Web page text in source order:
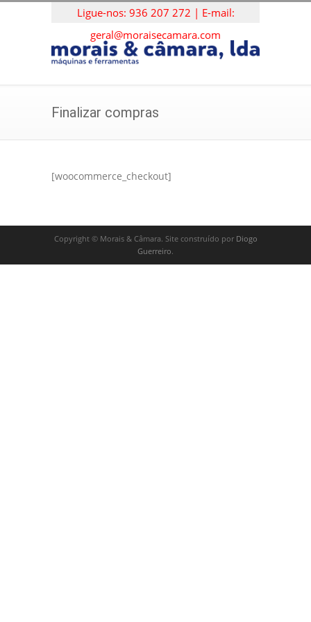
Ligue-nos: 936 207 272 | E-mail:
geral@moraisecamara.com
Finalizar compras
[woocommerce_checkout]
Copyright © Morais & Câmara. Site construído por Diogo
Guerreiro.